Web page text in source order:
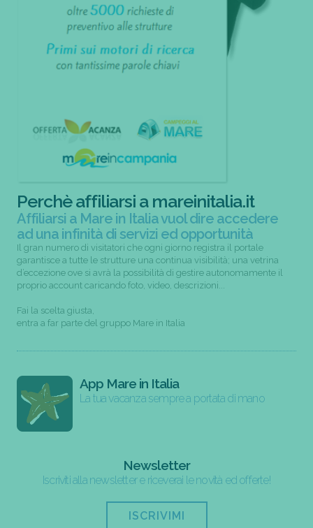
Perchè affiliarsi a mareinitalia.it
Affiliarsi a Mare in Italia vuol dire accedere
ad una infinità di servizi ed opportunità
Il gran numero di visitatori che ogni giorno registra il portale
garantisce a tutte le strutture una continua visibilità; una vetrina
d’eccezione ove si avrà la possibilità di gestire autonomamente il
proprio account caricando foto, video, descrizioni...
Fai la scelta giusta,
entra a far parte del gruppo Mare in Italia
App Mare in Italia
La tua vacanza sempre a portata di mano
Newsletter
Iscriviti alla newsletter e riceverai le novità ed offerte!
ISCRIVIMI